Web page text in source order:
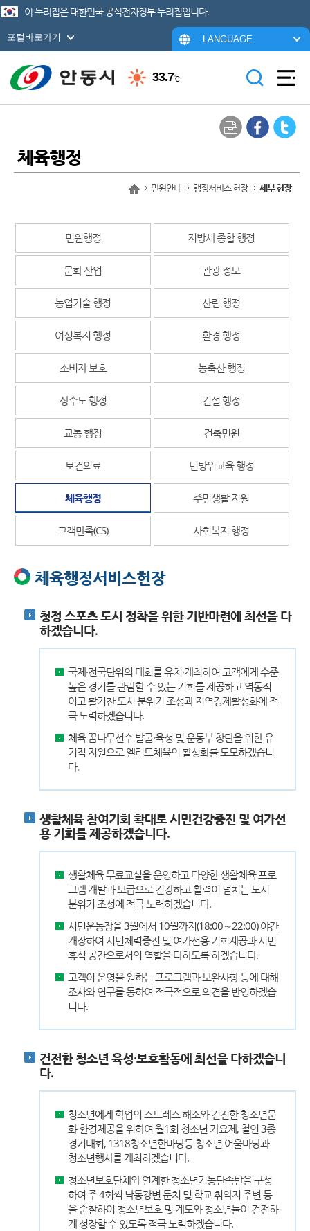
이 누리집은 대한민국 공식전자정부 누리집입니다.
포털바로가기 LANGUAGE
33.7℃
체육행정
민원안내 행정서비스 헌장 세부 헌장
민원행정 지방세 종합 행정
문화 산업 관광 정보
농업기술 행정 산림 행정
여성복지 행정 환경 행정
소비자 보호 농축산 행정
상수도 행정 건설 행정
교통 행정 건축민원
보건의료 민방위교육 행정
체육행정 주민생활 지원
고객만족(CS) 사회복지 행정
체육행정서비스헌장
청정 스포츠 도시 정착을 위한 기반마련에 최선을 다
하겠습니다.
국제·전국단위의 대회를 유치·개최하여 고객에게 수준
높은 경기를 관람할 수 있는 기회를 제공하고 역동적
이고 활기찬 도시 분위기 조성과 지역경제활성화에 적
극 노력하겠습니다.
체육 꿈나무선수 발굴·육성 및 운동부 창단을 위한 유
기적 지원으로 엘리트체육의 활성화를 도모하겠습니
다.
생활체육 참여기회 확대로 시민건강증진 및 여가선
용 기회를 제공하겠습니다.
생활체육 무료교실을 운영하고 다양한 생활체육 프로
그램 개발과 보급으로 건강하고 활력이 넘치는 도시
분위기 조성에 적극 노력하겠습니다.
시민운동장을 3월에서 10월까지(18:00～22:00) 야간
개장하여 시민체력증진 및 여가선용 기회제공과 시민
휴식 공간으로서의 역할을 다하도록 하겠습니다.
고객이 운영을 원하는 프로그램과 보완사항 등에 대해
조사와 연구를 통하여 적극적으로 의견을 반영하겠습
니다.
건전한 청소년 육성·보호활동에 최선을 다하겠습니
다.
청소년에게 학업의 스트레스 해소와 건전한 청소년문
화 환경제공을 위하여 월1회 청소년 가요제, 철인 3종
경기대회, 1318청소년한마당등 청소년 어울마당과
청소년행사를 개최하겠습니다.
청소년보호단체와 연계한 청소년기동단속반을 구성
하여 주 4회씩 낙동강변 둔치 및 학교 취약지 주변 등
을 순찰하여 청소년보호 및 계도와 청소년들이 건전하
게 성장할 수 있도록 적극 노력하겠습니다.